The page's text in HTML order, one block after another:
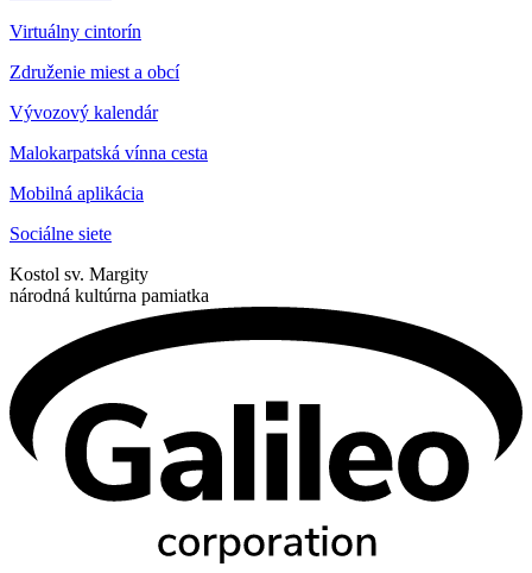
Virtuálny cintorín
Združenie miest a obcí
Vývozový kalendár
Malokarpatská vínna cesta
Mobilná aplikácia
Sociálne siete
Kostol sv. Margity
národná kultúrna pamiatka